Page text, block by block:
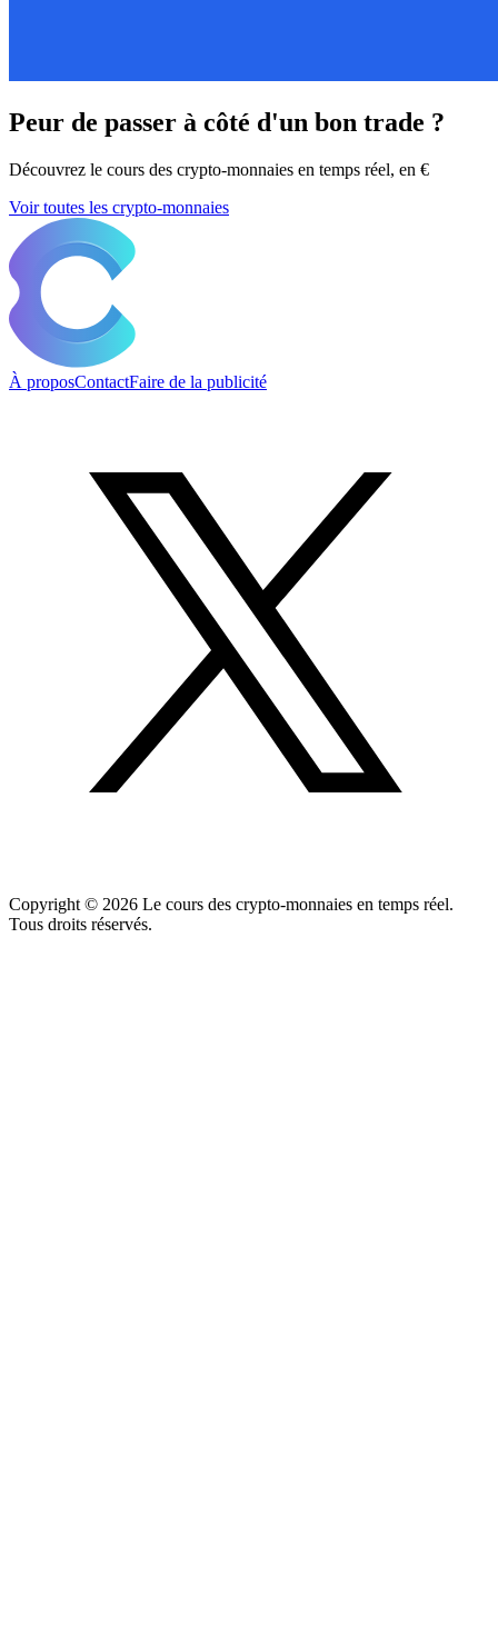
Peur de passer à côté d'un bon trade ?
Découvrez le cours des crypto-monnaies en temps réel, en €
Voir toutes les crypto-monnaies
À proposContactFaire de la publicité
Copyright © 2026 Le cours des crypto-monnaies en temps réel.
Tous droits réservés.